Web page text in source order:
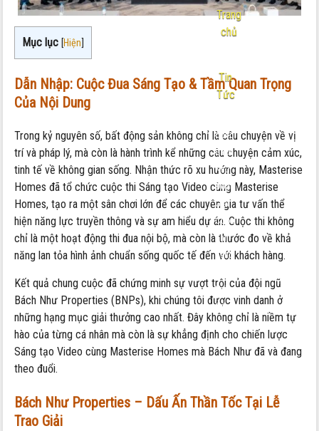
Trang
chủ
Tin
Tức
dung:
Bách
Như
Đoạt
Giải
Cuộc
Thi
Sáng
Video
Cùng
Masterise
Homes
Mục lục [Hiện]
Dẫn Nhập: Cuộc Đua Sáng Tạo & Tầm Quan Trọng
Của Nội Dung
Trong kỷ nguyên số, bất động sản không chỉ là câu chuyện về vị
trí và pháp lý, mà còn là hành trình kể những câu chuyện cảm xúc,
tinh tế về không gian sống. Nhận thức rõ xu hướng này, Masterise
Homes đã tổ chức cuộc thi Sáng tạo Video cùng Masterise
Homes, tạo ra một sân chơi lớn để các chuyên gia tư vấn thể
hiện năng lực truyền thông và sự am hiểu dự án. Cuộc thi không
chỉ là một hoạt động thi đua nội bộ, mà còn là thước đo về khả
năng lan tỏa hình ảnh chuẩn sống quốc tế đến với khách hàng.
Kết quả chung cuộc đã chứng minh sự vượt trội của đội ngũ
Bách Như Properties (BNPs), khi chúng tôi được vinh danh ở
những hạng mục giải thưởng cao nhất. Đây không chỉ là niềm tự
hào của từng cá nhân mà còn là sự khẳng định cho chiến lược
Sáng tạo Video cùng Masterise Homes mà Bách Như đã và đang
theo đuổi.
Bách Như Properties – Dấu Ấn Thần Tốc Tại Lễ
Trao Giải